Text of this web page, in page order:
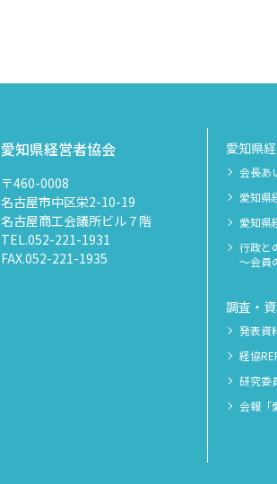
愛知県経営者協会
〒460-0008
名古屋市中区栄2-10-19
名古屋商工会議所ビル７階
TEL.052-221-1931
FAX.052-221-1935
愛知県
会長あ
愛知県
愛知県
行政と
～会員
調査・
発表資
経協
研究委
会報「